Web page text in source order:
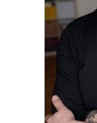
Young adult (SK)